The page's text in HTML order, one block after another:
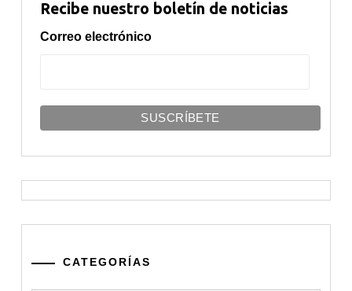
Recibe nuestro boletín de noticias
Correo electrónico
CATEGORÍAS